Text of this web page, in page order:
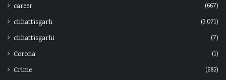
career
(667)
chhattisgarh
(3,071)
chhattisgarhi
(7)
Corona
(1)
Crime
(682)